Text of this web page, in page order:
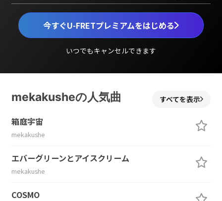
今すぐU-FRETプレミアムをはじめる
いつでもキャンセルできます
mekakusheの人気曲 すべてを表示
箱庭宇宙
mekakushe
エバーグリーンとアイスクリーム
mekakushe
COSMO